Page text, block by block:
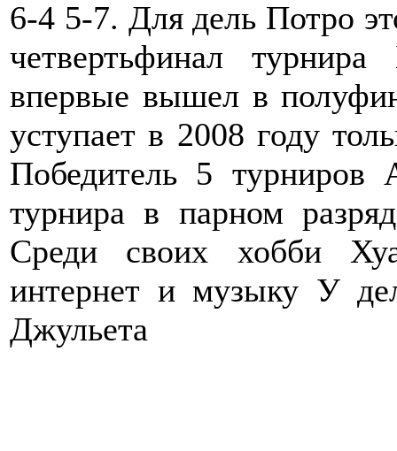
6-4 5-7. Для дель Потро
четвертьфинал
впервые вышел в
уступает в 2008 году
Победитель 5
турнира в парном
Среди своих хобби
интернет и музыку У
Джульета